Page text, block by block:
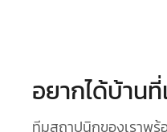
อยากได้บ้าน
ทีมสถาปนิกของเราพ